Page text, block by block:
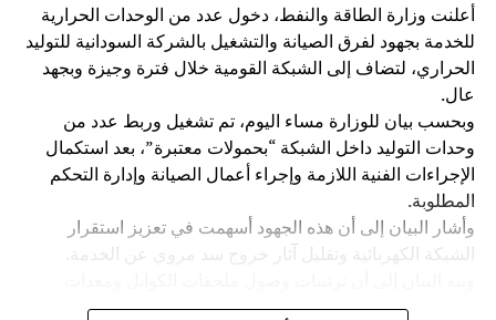
أعلنت وزارة الطاقة والنفط، دخول عدد من الوحدات الحرارية
للخدمة بجهود لفرق الصيانة والتشغيل بالشركة السودانية للتوليد
الحراري، لتضاف إلى الشبكة القومية خلال فترة وجيزة وبجهد
عال.
وبحسب بيان للوزارة مساء اليوم، تم تشغيل وربط عدد من
وحدات التوليد داخل الشبكة “بحمولات معتبرة”، بعد استكمال
الإجراءات الفنية اللازمة وإجراء أعمال الصيانة وإدارة التحكم
المطلوبة.
​وأشار البيان إلى أن هذه الجهود أسهمت في تعزيز استقرار
الشبكة الكهربائية وتقليل آثار خروج سد مروي عن الخدمة.
الربط المكملة في طريقها إلى سد مروي، وجارٍ التجهيزات على